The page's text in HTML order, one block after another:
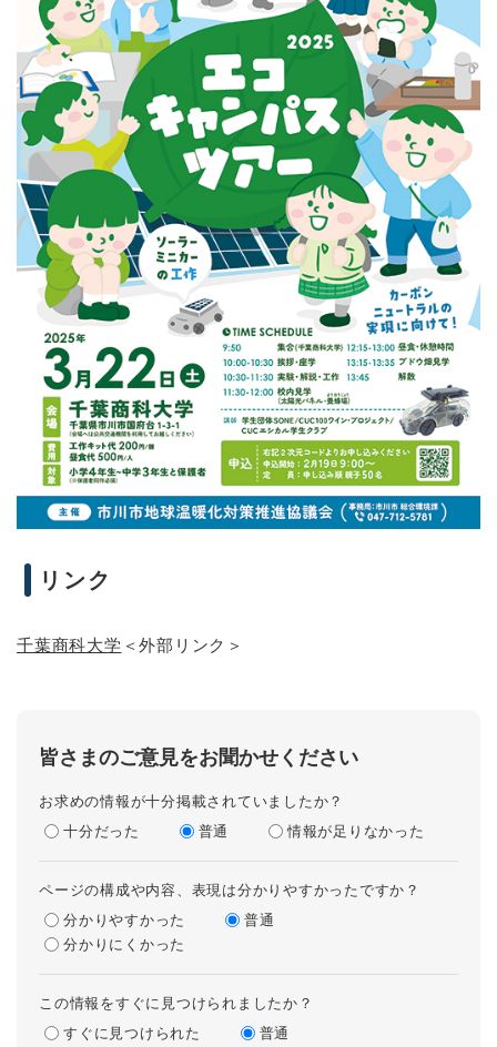
リンク
千葉商科大学 ＜外部リンク＞
皆さまのご意見をお聞かせください
お求めの情報が十分掲載されていましたか？
十分だった
普通 情報が足りなかった
ページの構成や内容、表現は分かりやすかったですか？
分かりやすかった
普通
分かりにくかった
この情報をすぐに見つけられましたか？
すぐに見つけられた
普通